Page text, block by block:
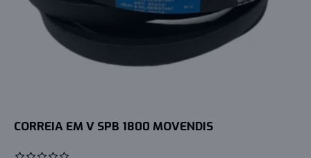
CORREIA EM V SPB 1800 MOVENDIS